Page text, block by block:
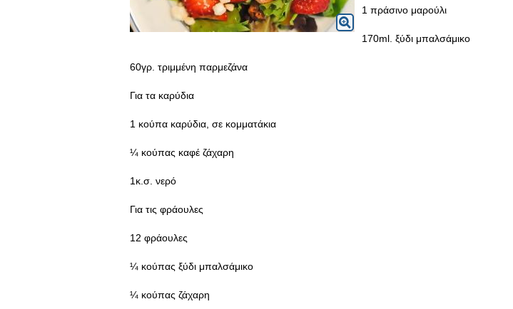
1 πράσινο μαρούλι
170ml. ξύδι μπαλσάμικο
60γρ. τριμμένη παρμεζάνα
Για τα καρύδια
1 κούπα καρύδια, σε κομματάκια
¼ κούπας καφέ ζάχαρη
1κ.σ. νερό
Για τις φράουλες
12 φράουλες
¼ κούπας ξύδι μπαλσάμικο
¼ κούπας ζάχαρη